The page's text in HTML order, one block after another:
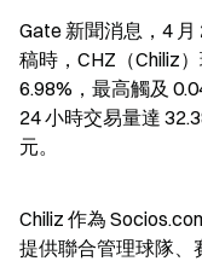
Gate 新聞消息，4
稿時，CHZ（Chiliz
6.98%，最高觸及
24 小時交易量達
元。
Chiliz 作為
提供聯合管理球隊、